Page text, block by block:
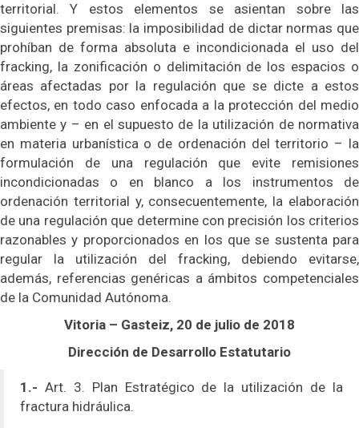
territorial. Y estos elementos se asientan sobre las
siguientes premisas: la imposibilidad de dictar normas que
prohíban de forma absoluta e incondicionada el uso del
fracking, la zonificación o delimitación de los espacios o
áreas afectadas por la regulación que se dicte a estos
efectos, en todo caso enfocada a la protección del medio
ambiente y – en el supuesto de la utilización de normativa
en materia urbanística o de ordenación del territorio – la
formulación de una regulación que evite remisiones
incondicionadas o en blanco a los instrumentos de
ordenación territorial y, consecuentemente, la elaboración
de una regulación que determine con precisión los criterios
razonables y proporcionados en los que se sustenta para
regular la utilización del fracking, debiendo evitarse,
además, referencias genéricas a ámbitos competenciales
de la Comunidad Autónoma.
Vitoria – Gasteiz, 20 de julio de 2018
Dirección de Desarrollo Estatutario
1.- Art. 3. Plan Estratégico de la utilización de la
fractura hidráulica.